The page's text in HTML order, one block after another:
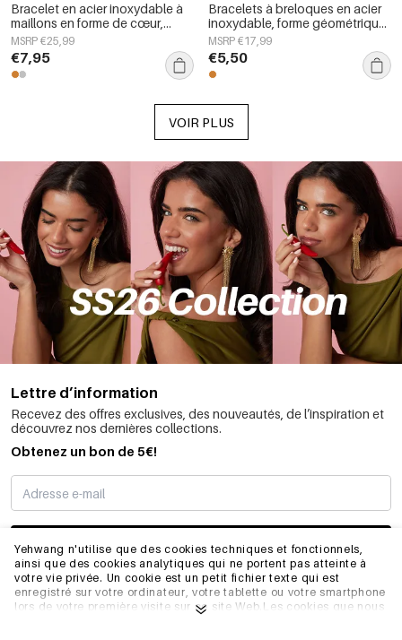
Yehwang n'utilise que des cookies techniques et fonctionnels,
ainsi que des cookies analytiques qui ne portent pas atteinte à
votre vie privée. Un cookie est un petit fichier texte qui est
enregistré sur votre ordinateur, votre tablette ou votre smartphone
lors de votre première visite sur ce site Web.Les cookies que nous
Bracelet en acier inoxydable à
maillons en forme de cœur,
collection Daily Simple, bijoux
pour femmes
MSRP €25,99
€7,95
Bracelets à breloques en acier
inoxydable, forme géométrique,
collection Simple Daily Simple,
bijoux pour femmes
MSRP €17,99
€5,50
VOIR PLUS
Lettre d’information
Recevez des offres exclusives, des nouveautés, de l’inspiration et
découvrez nos dernières collections.
Obtenez un bon de 5€!
JE M’INSCRIS
INFORMATIONS